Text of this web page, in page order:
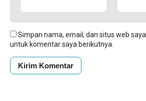
Simpan nama, email, dan situs web
untuk komentar saya berikutnya.